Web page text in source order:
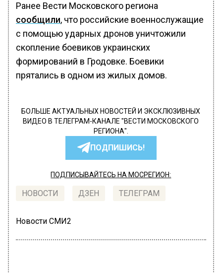
Ранее Вести Московского региона
сообщили, что российские военнослужащие
с помощью ударных дронов уничтожили
скопление боевиков украинских
формирований в Гродовке. Боевики
прятались в одном из жилых домов.
БОЛЬШЕ АКТУАЛЬНЫХ НОВОСТЕЙ И ЭКСКЛЮЗИВНЫХ
ВИДЕО В ТЕЛЕГРАМ-КАНАЛЕ "ВЕСТИ МОСКОВСКОГО
РЕГИОНА".
ПОДПИШИСЬ!
ПОДПИСЫВАЙТЕСЬ НА МОСРЕГИОН:
НОВОСТИ ДЗЕН ТЕЛЕГРАМ
Новости СМИ2